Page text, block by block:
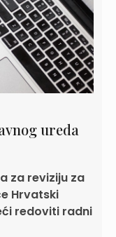
ureda
za reviziju za
Hrvatski
redoviti radni